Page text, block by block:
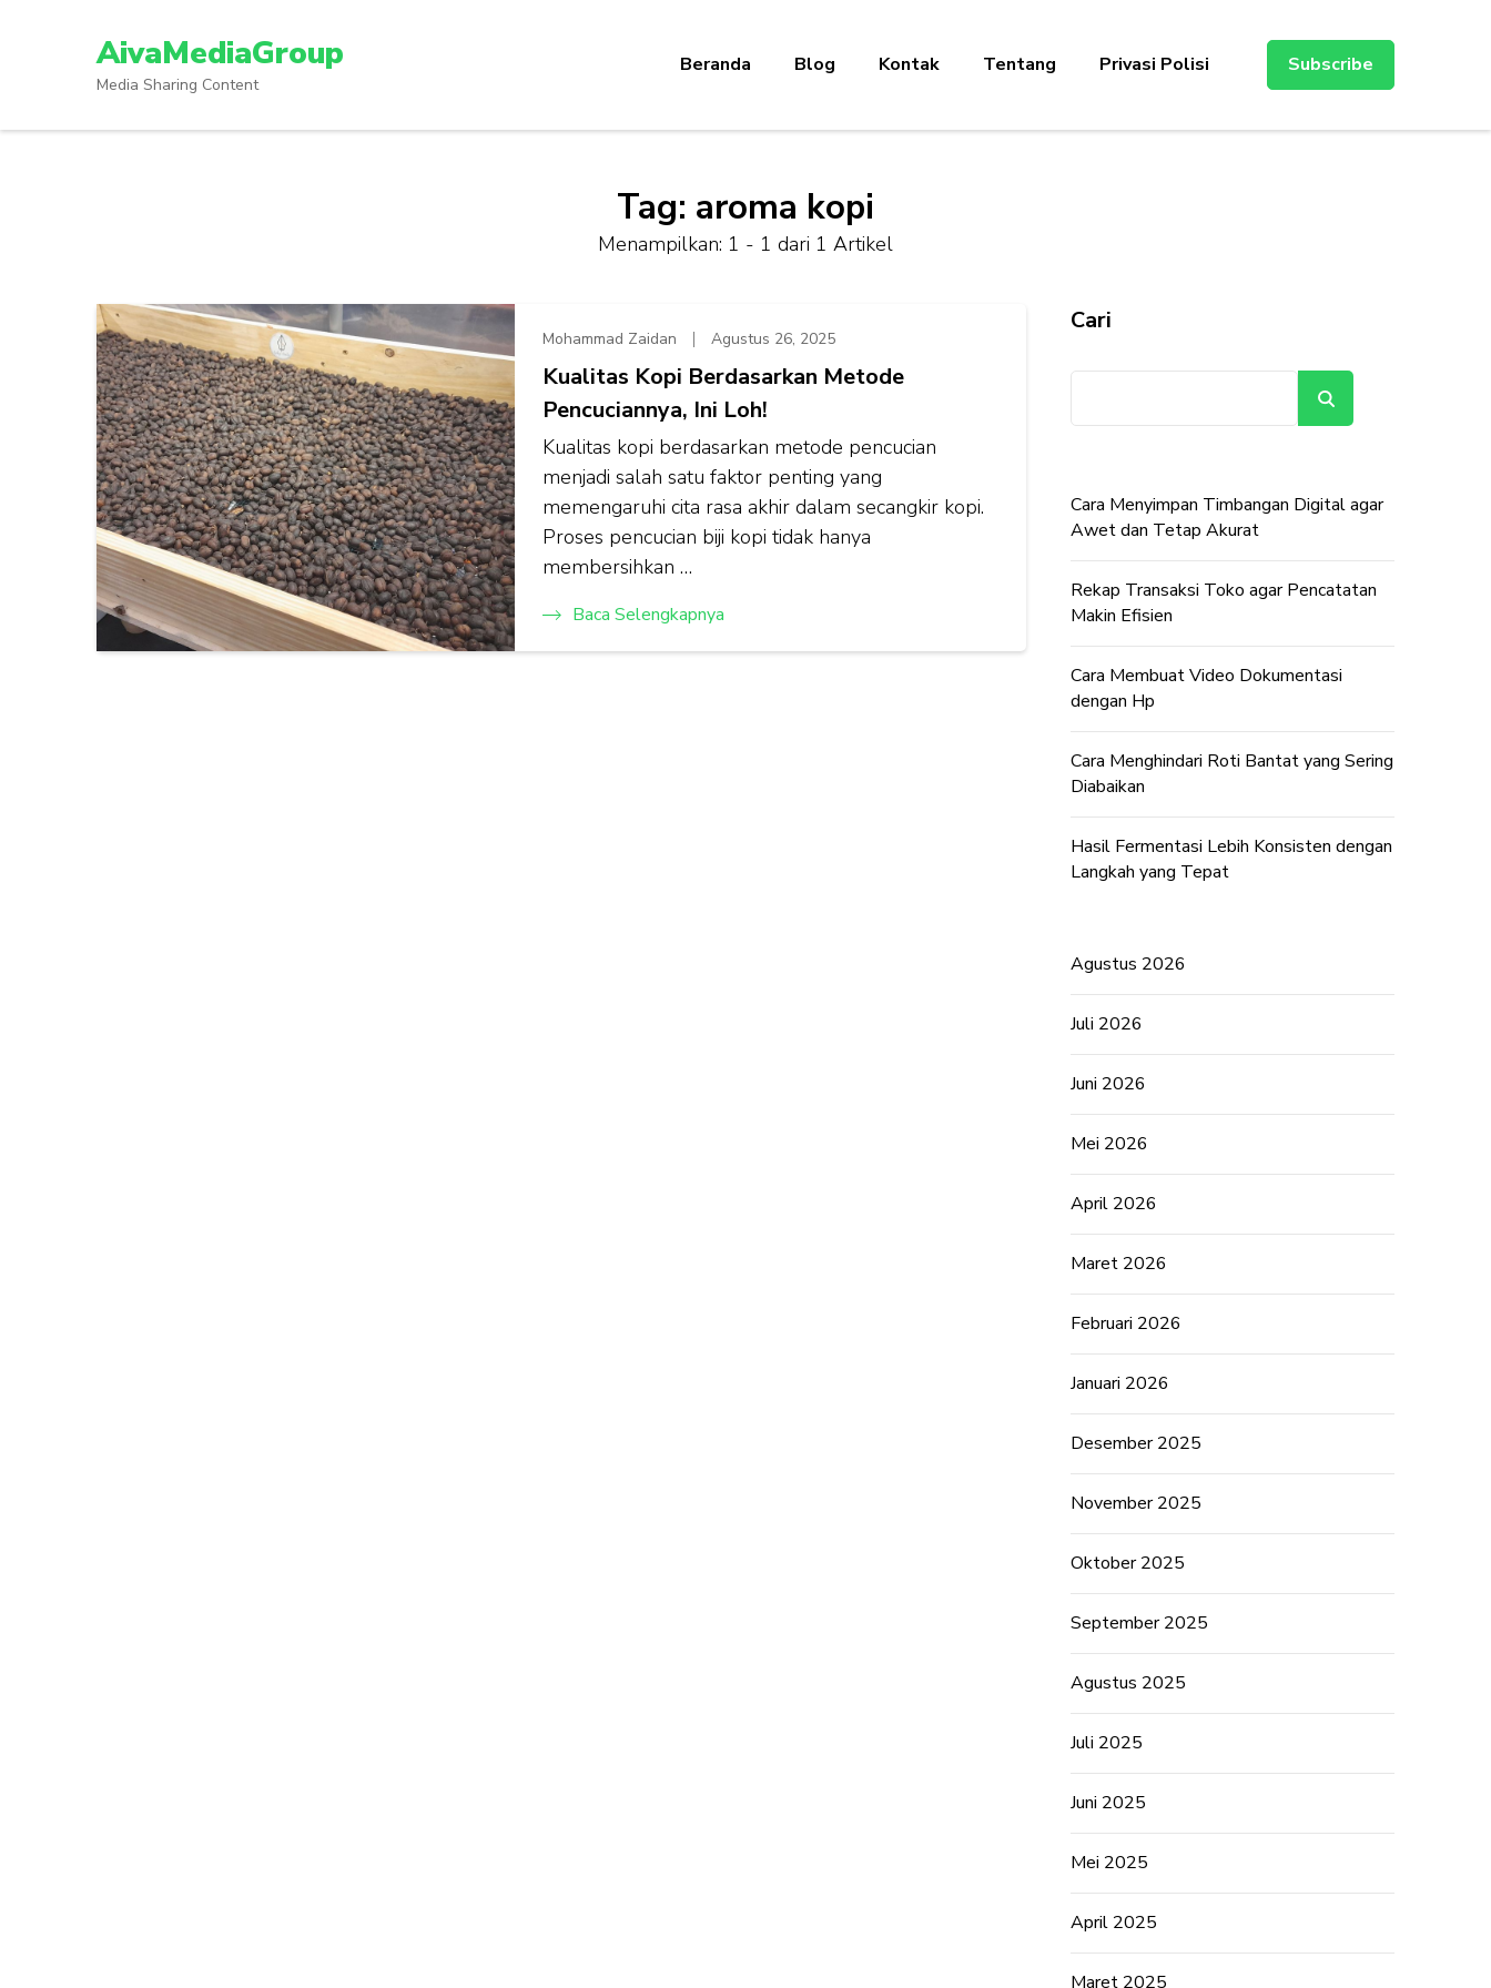
Enter)
AivaMediaGroup
Media Sharing Content
Beranda Blog Kontak Tentang Privasi Polisi Subscribe
Tag: aroma kopi
Menampilkan: 1 - 1 dari 1 Artikel
Mohammad Zaidan Agustus 26, 2025
Kualitas Kopi Berdasarkan Metode
Pencuciannya, Ini Loh!
Kualitas kopi berdasarkan metode pencucian
menjadi salah satu faktor penting yang
memengaruhi cita rasa akhir dalam secangkir kopi.
Proses pencucian biji kopi tidak hanya
membersihkan …
Baca Selengkapnya
Cari
Cara Menyimpan Timbangan Digital agar
Awet dan Tetap Akurat
Rekap Transaksi Toko agar Pencatatan
Makin Efisien
Cara Membuat Video Dokumentasi
dengan Hp
Cara Menghindari Roti Bantat yang Sering
Diabaikan
Hasil Fermentasi Lebih Konsisten dengan
Langkah yang Tepat
Agustus 2026
Juli 2026
Juni 2026
Mei 2026
April 2026
Maret 2026
Februari 2026
Januari 2026
Desember 2025
November 2025
Oktober 2025
September 2025
Agustus 2025
Juli 2025
Juni 2025
Mei 2025
April 2025
Maret 2025